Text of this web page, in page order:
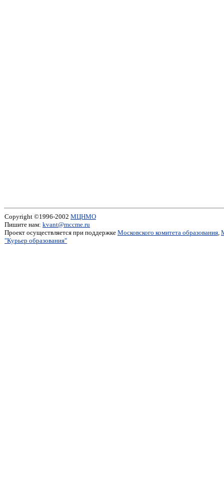
Copyright ©1996-2002 МЦНМО
Пишите нам: kvant@mccme.ru
Проект осуществляется при поддержке Московского комитета образования,
"Курьер образования"